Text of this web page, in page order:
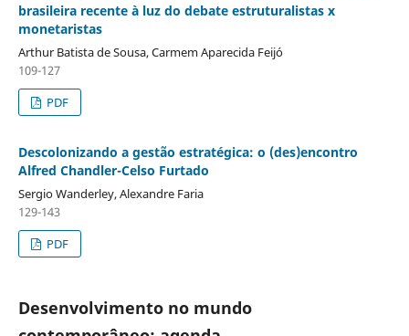
brasileira recente à luz do debate estruturalistas x
monetaristas
Arthur Batista de Sousa, Carmem Aparecida Feijó
109-127
PDF
Descolonizando a gestão estratégica: o (des)encontro
Alfred Chandler-Celso Furtado
Sergio Wanderley, Alexandre Faria
129-143
PDF
Desenvolvimento no mundo